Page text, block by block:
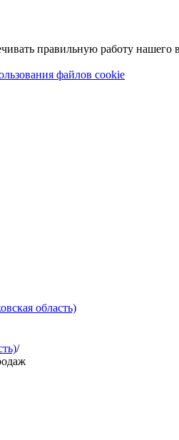
правильную работу нашего
файлов cookie
область)
/